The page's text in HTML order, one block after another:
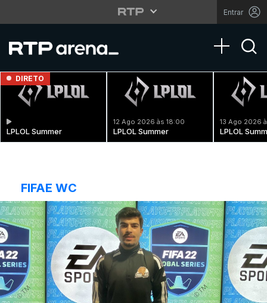
Entrar
Toggle
DIRETO
LPLOL Summer
12 Ago 2026 às 18:00
LPLOL Summer
13 Ago 2026
LPLOL
FIFAE WC